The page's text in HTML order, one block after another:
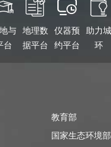
与
台
地理数
据平台
仪器预
约平台
助力城
环
教育部
国家生态环境部